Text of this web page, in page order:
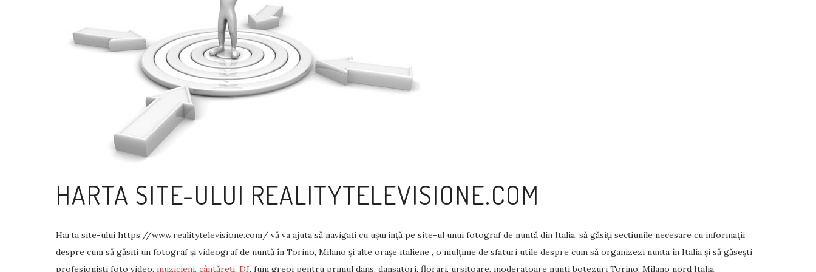
HARTA SITE-ULUI REALITYTELEVISIONE.COM
Harta site-ului https://www.realitytelevisione.com/ vă va ajuta să navigați cu ușurință pe site-ul unui fotograf de nuntă din Italia, să găsiți secțiunile necesare cu informații
despre cum să găsiți un fotograf și videograf de nuntă în Torino, Milano și alte orașe italiene , o mulțime de sfaturi utile despre cum să organizezi nunta în Italia și să găsești
profesioniști foto video, muzicieni, cântăreți, DJ, fum greoi pentru primul dans, dansatori, florari, ursitoare, moderatoare nunti botezuri Torino, Milano nord Italia.